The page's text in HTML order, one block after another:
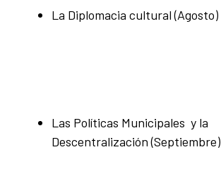
La Diplomacia cultural (Agosto)
Las Políticas Municipales y la
Descentralización (Septiembre)